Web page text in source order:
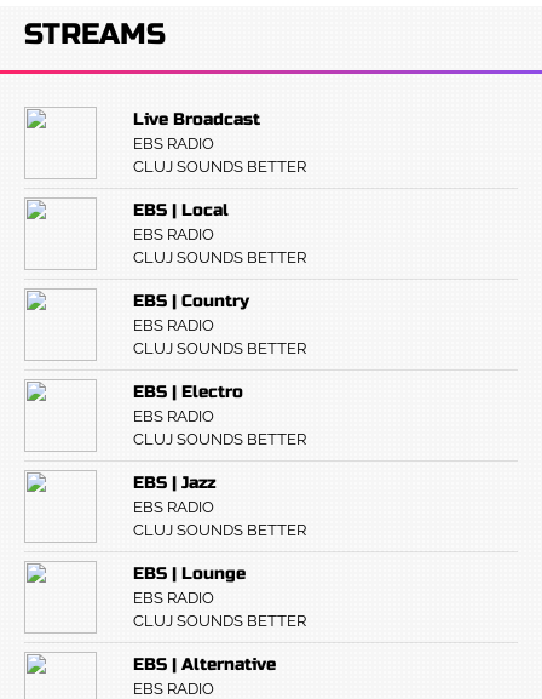
STREAMS
Live Broadcast
EBS RADIO
CLUJ SOUNDS BETTER
EBS | Local
EBS RADIO
CLUJ SOUNDS BETTER
EBS | Country
EBS RADIO
CLUJ SOUNDS BETTER
EBS | Electro
EBS RADIO
CLUJ SOUNDS BETTER
EBS | Jazz
EBS RADIO
CLUJ SOUNDS BETTER
EBS | Lounge
EBS RADIO
CLUJ SOUNDS BETTER
EBS | Alternative
EBS RADIO